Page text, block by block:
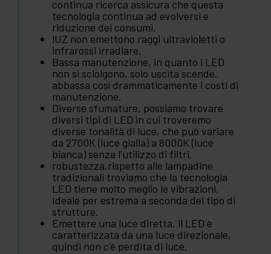
continua ricerca assicura che questa
tecnologia continua ad evolversi e
riduzione dei consumi.
lUZ non emettono raggi ultravioletti o
infrarossi irradiare.
Bassa manutenzione, in quanto i LED
non si sciolgono, solo uscita scende.
abbassa così drammaticamente i costi di
manutenzione.
Diverse sfumature, possiamo trovare
diversi tipi di LED in cui troveremo
diverse tonalità di luce, che può variare
da 2700K (luce gialla) a 8000K (luce
bianca) senza l'utilizzo di filtri.
robustezza,rispetto alle lampadine
tradizionali troviamo che la tecnologia
LED tiene molto meglio le vibrazioni.
Ideale per estrema a seconda del tipo di
strutture.
Emettere una luce diretta, il LED è
caratterizzata da una luce direzionale,
quindi non c'è perdita di luce.